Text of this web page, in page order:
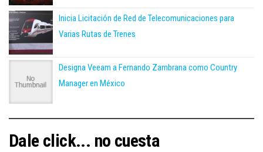
Inicia Licitación de Red de Telecomunicaciones para
Varias Rutas de Trenes
Designa Veeam a Fernando Zambrana como Country
Manager en México
Dale click... no cuesta